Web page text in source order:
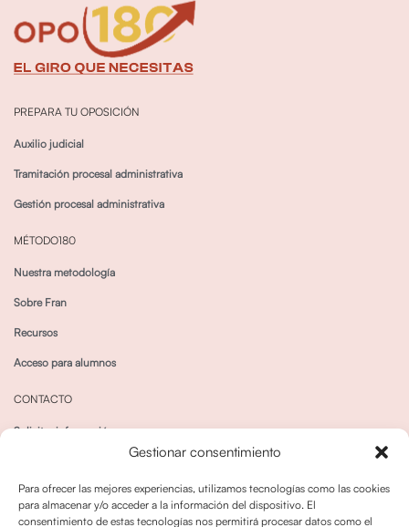
Gestionar consentimiento
Para ofrecer las mejores experiencias, utilizamos tecnologías como las cookies
para almacenar y/o acceder a la información del dispositivo. El
consentimiento de estas tecnologías nos permitirá procesar datos como el
PREPARA TU OPOSICIÓN
Auxilio judicial
Tramitación procesal administrativa
Gestión procesal administrativa
MÉTODO180
Nuestra metodología
Sobre Fran
Recursos
Acceso para alumnos
CONTACTO
Solicitar información